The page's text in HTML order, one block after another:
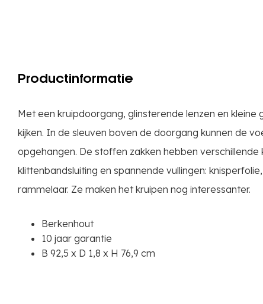
Productinformatie
Met een kruipdoorgang, glinsterende lenzen en kleine
kijken. In de sleuven boven de doorgang kunnen de
opgehangen. De stoffen zakken hebben verschillende
klittenbandsluiting en spannende vullingen:
rammelaar. Ze maken het kruipen nog interessanter.
Berkenhout
10 jaar garantie
B 92,5 x D 1,8 x H 76,9 cm